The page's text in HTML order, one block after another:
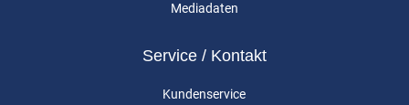
Mediadaten
Service / Kontakt
Kundenservice